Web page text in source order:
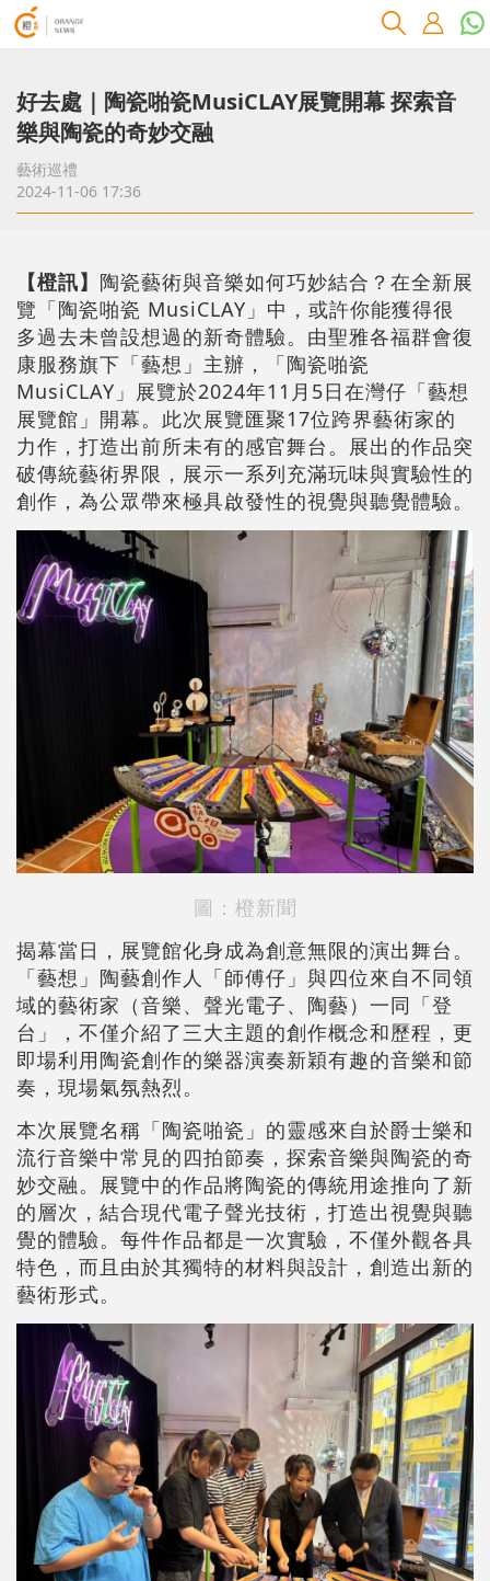
好去處｜陶瓷啪瓷MusiCLAY展覽開幕 探索音
樂與陶瓷的奇妙交融
藝術巡禮
2024-11-06 17:36
【橙訊】 陶瓷藝術與音樂如何巧妙結合？在全新展
覽「陶瓷啪瓷 MusiCLAY」中，或許你能獲得很
多過去未曾設想過的新奇體驗。由聖雅各福群會復
康服務旗下「藝想」主辦，
「陶瓷啪瓷
MusiCLAY」展覽於2024年11月5日在灣仔「藝想
展覽館」開幕。此次展覽匯聚17位跨界藝術家的
力作，打造出前所未有的感官舞台。展出的作品突
破傳統藝術界限，展示一系列充滿玩味與實驗性的
創作，為公眾帶來極具啟發性的視覺與聽覺體驗。
圖：橙新聞
揭幕當日，展覽館化身成為創意無限的演出舞台。
「藝想」陶藝創作人「師傅仔」與四位來自不同領
域的藝術家（音樂、聲光電子、陶藝）一同「登
台」，不僅介紹了三大主題的創作概念和歷程，更
即場利用陶瓷創作的樂器演奏新穎有趣的音樂和節
奏，現場氣氛熱烈。
本次展覽名稱「陶瓷啪瓷」的靈感來自於爵士樂和
流行音樂中常見的四拍節奏，探索音樂與陶瓷的奇
妙交融。展覽中的作品將陶瓷的傳統用途推向了新
的層次，結合現代電子聲光技術，打造出視覺與聽
覺的體驗。每件作品都是一次實驗，不僅外觀各具
特色，而且由於其獨特的材料與設計，創造出新的
藝術形式。